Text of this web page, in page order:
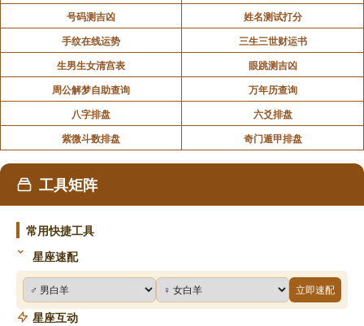
号码测吉凶
姓名测试打分
手纹在线运势
三生三世财运书
生男生女清宫表
眼跳测吉凶
周公解梦自助查询
万年历查询
八字排盘
六爻排盘
紫微斗数排盘
奇门遁甲排盘
工具矩阵
常用快捷工具
星座速配
立即速配
星座互动